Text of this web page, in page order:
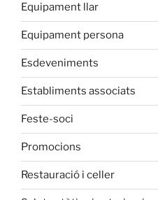
Equipament llar
Equipament persona
Esdeveniments
Establiments associats
Feste-soci
Promocions
Restauració i celler